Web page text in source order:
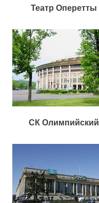
Театр Оперетты
СК Олимпийский